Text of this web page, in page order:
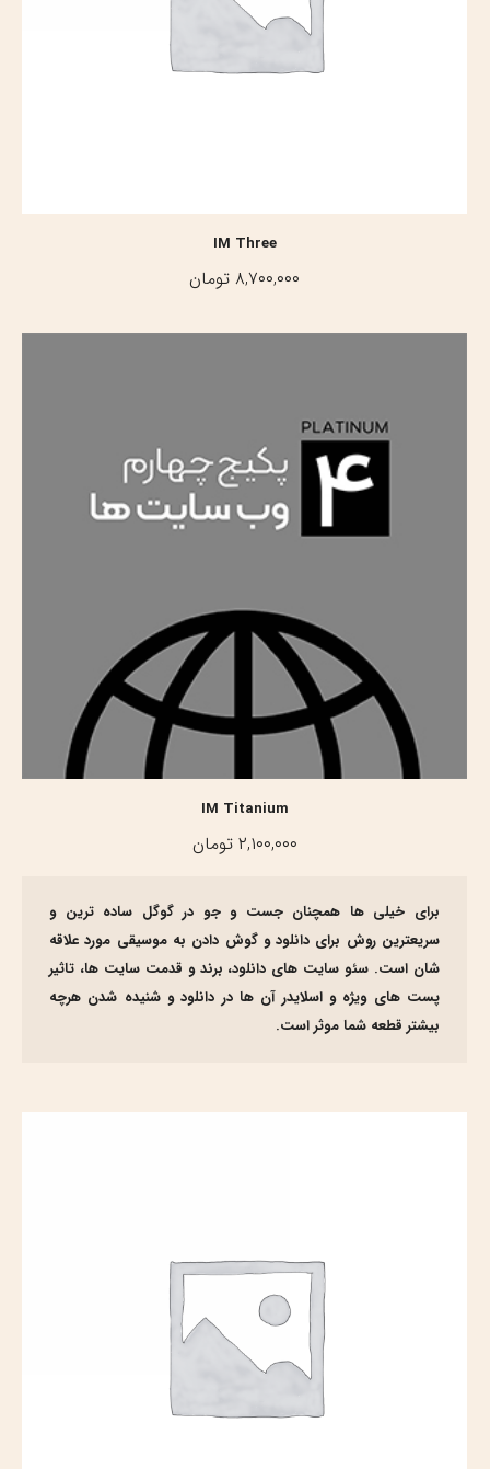
IM Three
۸,۷۰۰,۰۰۰ تومان
IM Titanium
۲,۱۰۰,۰۰۰ تومان
برای خیلی ها همچنان جست و جو در گوگل ساده ترین و
سریعترین روش برای دانلود و گوش دادن به موسیقی مورد علاقه
شان است. سئو سایت های دانلود، برند و قدمت سایت ها، تاثیر
پست های ویژه و اسلایدر آن ها در دانلود و شنیده شدن هرچه
بیشتر قطعه شما موثر است.